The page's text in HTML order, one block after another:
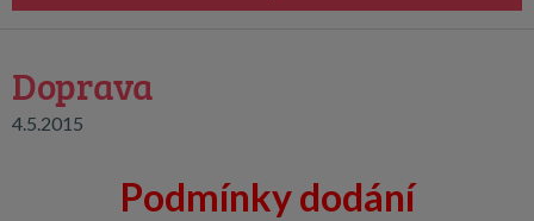
Doprava
4.5.2015
Podmínky dodání